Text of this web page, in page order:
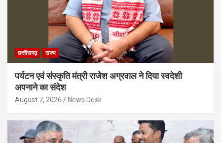
छत्तीसगढ़ राज्य
पर्यटन एवं संस्कृति मंत्री राजेश अग्रवाल ने दिया स्वदेशी
अपनाने का संदेश
August 7, 2026 News Desk